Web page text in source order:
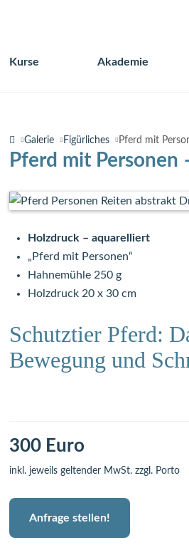
Navigation
Kurse Akademie
Galerie Figürliches Pferd mit
Pferd mit Personen
Holzdruck – aquarelliert
„Pferd mit Personen“
Hahnemühle 250 g
Holzdruck 20 x 30 cm
Schutztier Pferd:
Bewegung und
300 Euro
inkl. jeweils geltender MwSt. zzgl. Porto
Anfrage stellen!